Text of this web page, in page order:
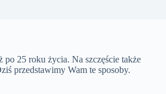
po 25 roku życia. Na szczęście także
przedstawimy Wam te sposoby.